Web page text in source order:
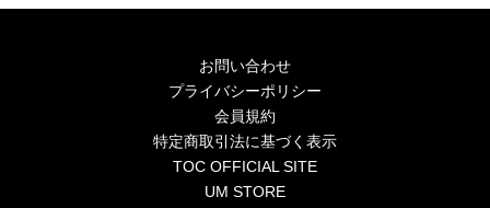
お問い合わせ
プライバシーポリシー
会員規約
特定商取引法に基づく表示
TOC OFFICIAL SITE
UM STORE